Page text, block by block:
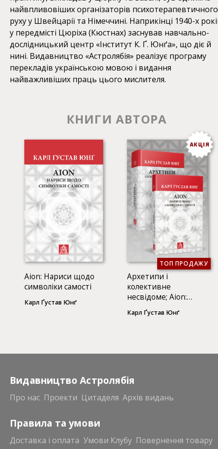
найвпливовіших організаторів психотерапевтичного
руху у Швейцарії та Німеччині. Наприкінці 1940-х
у передмісті Цюріха (Кюстнах) заснував навчально-
дослідницький центр «Інститут К. Ґ. Юнґа», що діє й
нині. Видавництво «Астролябія» реалізує програму
перекладів українською мовою і видання
найважливіших праць цього мислителя.
КНИГИ АВТОРА
Аion: Нариси щодо
символіки самості
Карл Ґустав Юнґ
АКЦІЯ
ТОП ПРОДАЖУ
Архетипи і
колективне
несвідоме; Аion:
Нариси щодо
символіки самості (2
Карл Ґустав Юнґ
Видавництво Астролябія
Про нас Проекти Цитаделя Архів видань
Правила та умови
Доставка і оплата Умови Клубу Повернення товару